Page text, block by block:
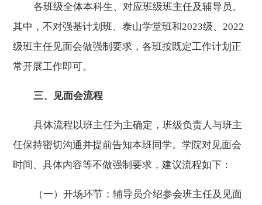
各班级全体本科生、对应班级班主任及辅导员。
其中 ，不对强基计划班、泰山学堂班和2023级、2022
级班主任见面会做强制要求，各班按既定工作计划正
常开展工作即可。
三、见面会流程
具体流程 以班主任为主确定， 班级负责人与班主
任保持密切沟通并提前告知本班同学。学院对见面会
时间、具体内容等不做强制要求，建议流程如下：
（一）开场环节：辅导员介绍参会班主任及见面